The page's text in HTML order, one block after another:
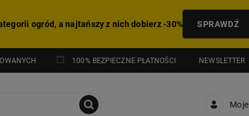
ogród, a najtańszy z nich dobierz -30% SPRAWDŹ
100% BEZPIECZNE PŁATNOŚCI NEWSLETTER